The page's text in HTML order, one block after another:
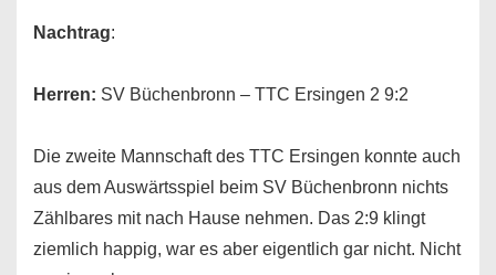
Nachtrag:
Herren: SV Büchenbronn – TTC Ersingen 2 9:2
Die zweite Mannschaft des TTC Ersingen konnte auch
aus dem Auswärtsspiel beim SV Büchenbronn nichts
Zählbares mit nach Hause nehmen. Das 2:9 klingt
ziemlich happig, war es aber eigentlich gar nicht. Nicht